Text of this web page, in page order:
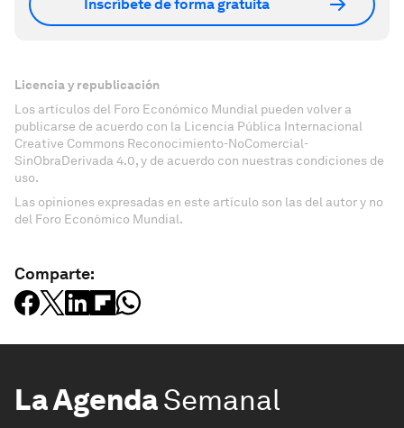
Inscríbete de forma gratuita
Licencia y republicación
Los artículos del Foro Económico Mundial pueden volver a
publicarse de acuerdo con la Licencia Pública Internacional
Creative Commons Reconocimiento-NoComercial-
SinObraDerivada 4.0, y de acuerdo con nuestras condiciones de
uso.
Las opiniones expresadas en este artículo son las del autor y no
del Foro Económico Mundial.
Comparte:
La AgendaSemanal